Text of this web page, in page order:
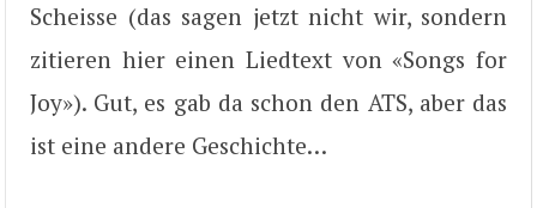
Scheisse (das sagen jetzt nicht wir, sondern
zitieren hier einen Liedtext von «Songs for
Joy»). Gut, es gab da schon den ATS, aber das
ist eine andere Geschichte…